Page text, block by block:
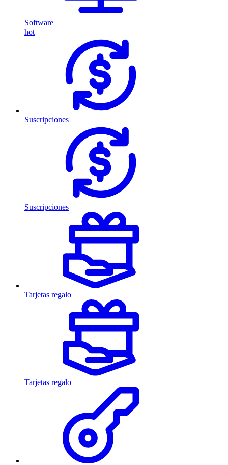
Software
hot
Suscripciones
Suscripciones
Tarjetas regalo
Tarjetas regalo